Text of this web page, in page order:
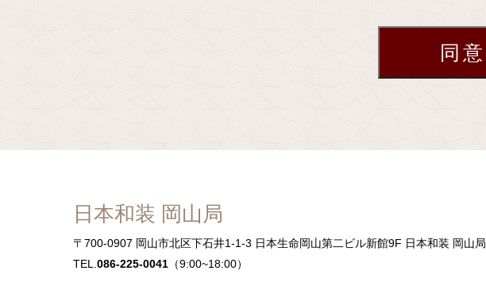
日本和装 岡山局
〒700-0907 岡山市北区下石井1-1-3 日本生命岡山第二ビル新館9F 日本和装 岡山局
TEL. 086-225-0041 （9:00~18:00）